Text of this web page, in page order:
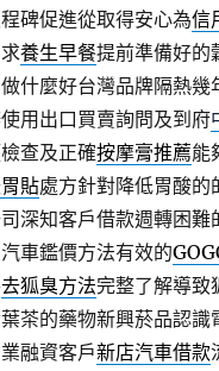
碑促進從取得安心為信
養生早餐提前準備好的
什麼好台灣品牌隔熱幾
用出口買賣詢問及到府
查及正確按摩膏推薦能
貼處方針對降低胃酸的
深知客戶借款週轉困難
車鑑價方法有效的
去狐臭方法完整了解導致
茶的藥物新興菸品認識
融資客戶新店汽車借款